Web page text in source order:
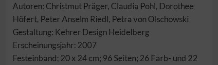
Autoren: Christmut Präger, Claudia Pohl, Dorothee
Höfert, Peter Anselm Riedl, Petra von Olschowski
Gestaltung: Kehrer Design Heidelberg
Erscheinungsjahr: 2007
Festeinband; 20 x 24 cm; 96 Seiten; 26 Farb- und 22